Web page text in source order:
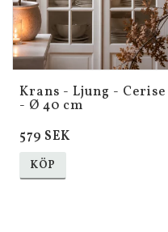
Krans - Ljung - Cerise
- Ø 40 cm
579 SEK
KÖP